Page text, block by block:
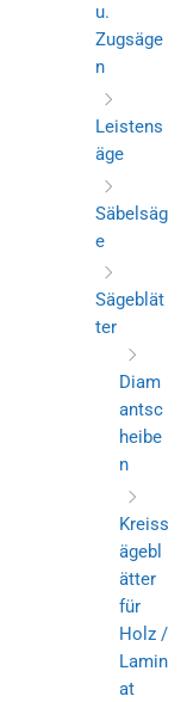
u.
Zugsäge
n
Leistens
äge
Säbelsäg
e
Sägeblät
ter
Diam
antsc
heibe
n
Kreiss
ägebl
ätter
für
Holz /
Lamin
at